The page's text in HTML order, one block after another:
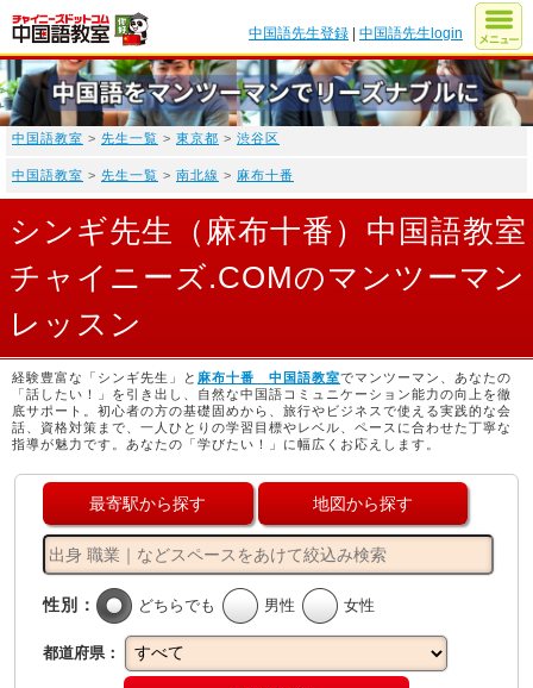
中国語先生登録 |中国語先生login
中国語教室 > 先生一覧 > 東京都 > 渋谷区
中国語教室 > 先生一覧 > 南北線 > 麻布十番
シンギ先生（麻布十番）中国語教室
チャイニーズ.COMのマンツーマン
レッスン
経験豊富な「シンギ先生」と 麻布十番 中国語教室でマンツーマン、あなたの
「話したい！」を引き出し、自然な中国語コミュニケーション能力の向上を徹
底サポート。初心者の方の基礎固めから、旅行やビジネスで使える実践的な会
話、資格対策まで、一人ひとりの学習目標やレベル、ペースに合わせた丁寧な
指導が魅力です。あなたの「学びたい！」に幅広くお応えします。
最寄駅から探す 地図から探す
性別： どちらでも 男性 女性
都道府県：